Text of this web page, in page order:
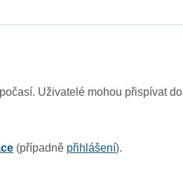
Uživatelé mohou přispívat do
(případně přihlášení).